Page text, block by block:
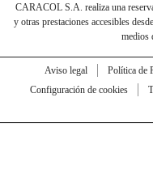
CARACOL S.A. realiza una
y otras prestaciones accesibles
medios
Aviso legal Política de
Configuración de cookies